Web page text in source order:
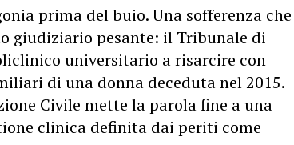
prima del buio. Una sofferenza che
giudiziario pesante: il Tribunale di
universitario a risarcire con
di una donna deceduta nel 2015.
Civile mette la parola fine a una
clinica definita dai periti come